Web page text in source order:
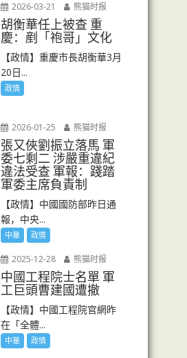
2026-03-21 熊猫时报
胡衡華任上被查 重
慶：剷「袍哥」文化
【政情】重慶市長胡衡華3月
20日...
政情
2026-01-25 熊猫时报
張又俠劉振立落馬 軍
委七剩二 涉嚴重違紀
違法受查 軍報：踐踏
軍委主席負責制
【政情】中國國防部昨日通
報，中央...
中華 政情
2025-12-28 熊猫时报
中國工程院士名單 軍
工巨頭曹建國遭撤
【政情】中國工程院官網昨
在「全體...
中華 政情